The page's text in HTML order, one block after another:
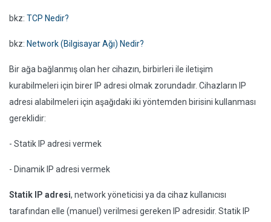
bkz: TCP Nedir?
bkz: Network (Bilgisayar Ağı) Nedir?
Bir ağa bağlanmış olan her cihazın, birbirleri ile iletişim
kurabilmeleri için birer IP adresi olmak zorundadır. Cihazların IP
adresi alabilmeleri için aşağıdaki iki yöntemden birisini kullanması
gereklidir:
- Statik IP adresi vermek
- Dinamik IP adresi vermek
Statik IP adresi, network yöneticisi ya da cihaz kullanıcısı
tarafından elle (manuel) verilmesi gereken IP adresidir. Statik IP